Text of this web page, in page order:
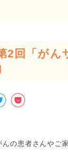
回「がん
の患者さんやご